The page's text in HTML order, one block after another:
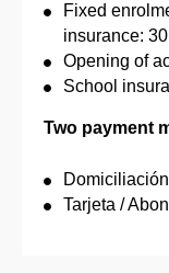
Fixed
insurance:
Opening of
School
Two payment
Tarjeta /